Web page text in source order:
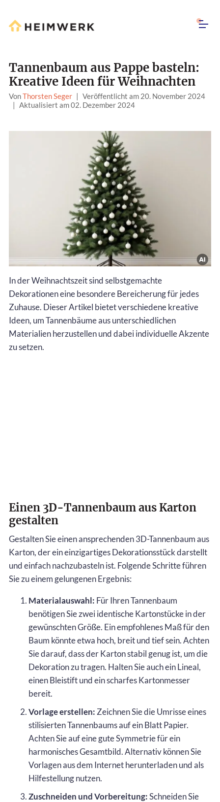
Tannenbaum aus Pappe basteln:
Kreative Ideen für Weihnachten
VonThorsten Seger | Veröffentlicht am 20. November 2024
| Aktualisiert am 02. Dezember 2024
In der Weihnachtszeit sind selbstgemachte
Dekorationen eine besondere Bereicherung für jedes
Zuhause. Dieser Artikel bietet verschiedene kreative
Ideen, um Tannenbäume aus unterschiedlichen
Materialien herzustellen und dabei individuelle Akzente
zu setzen.
Einen 3D-Tannenbaum aus Karton
gestalten
Gestalten Sie einen ansprechenden 3D-Tannenbaum aus
Karton, der ein einzigartiges Dekorationsstück darstellt
und einfach nachzubasteln ist. Folgende Schritte führen
Sie zu einem gelungenen Ergebnis:
Materialauswahl: Für Ihren Tannenbaum
benötigen Sie zwei identische Kartonstücke in der
gewünschten Größe. Ein empfohlenes Maß für den
Baum könnte etwa hoch, breit und tief sein. Achten
Sie darauf, dass der Karton stabil genug ist, um die
Dekoration zu tragen. Halten Sie auch ein Lineal,
einen Bleistift und ein scharfes Kartonmesser
bereit.
Vorlage erstellen: Zeichnen Sie die Umrisse eines
stilisierten Tannenbaums auf ein Blatt Papier.
Achten Sie auf eine gute Symmetrie für ein
harmonisches Gesamtbild. Alternativ können Sie
Vorlagen aus dem Internet herunterladen und als
Hilfestellung nutzen.
Zuschneiden und Vorbereitung:Schneiden Sie